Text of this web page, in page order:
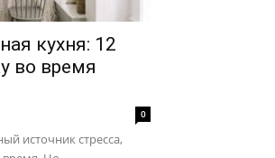
кухня: 12
во время
0
источник стресса,